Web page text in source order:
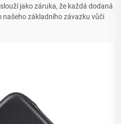
jako záruka, že každá dodaná
základního závazku vůči